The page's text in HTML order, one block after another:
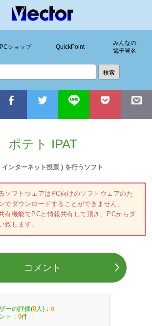
PCショップ QuickPoint
みんなの
電子署名
ポテト IPAT
インターネット投票 ) を行うソフト
ソフトウェアはPC向けのソフトウェアのた
でダウンロードすることができません。
有機能でPCと情報共有して頂き、PCからダ
致します。
コメント
ーの評価(0 人)： 0
ト： 0件